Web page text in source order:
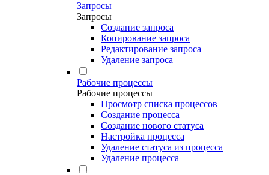
Запросы
Запросы
Создание запроса
Копирование запроса
Редактирование запроса
Удаление запроса
Рабочие процессы
Рабочие процессы
Просмотр списка процессов
Создание процесса
Создание нового статуса
Настройка процесса
Удаление статуса из процесса
Удаление процесса